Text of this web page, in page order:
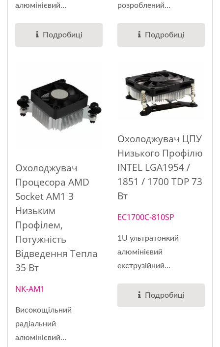
алюмінієвий
Подробиці
розроблений
EVERCOOL...Подробиці
Охолоджувач
Процесора AMD
Socket AM1 З
Низьким
Профілем,
Потужність
Відведення Тепла
35 Вт
NK-AM1
Високощільний
радіальний
алюмінієвий
Охолоджувач ЦПУ
Низького Профілю
INTEL LGA1954 /
1851 / 1700 TDP 73
Вт
EC1700C-810SP
1U ультратонкий
алюмінієвий
екструзійний
Подробиці